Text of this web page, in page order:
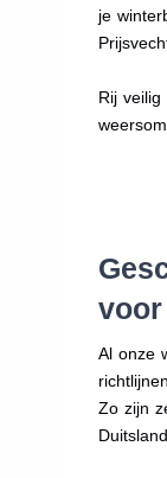
je
Rij
Al onze
Zo zijn